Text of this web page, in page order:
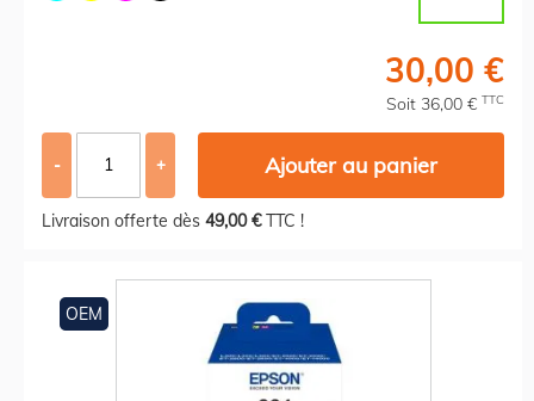
30,00 €
Soit 36,00 € TTC
- + Ajouter au panier
Livraison offerte dès 49,00 €TTC !
OEM